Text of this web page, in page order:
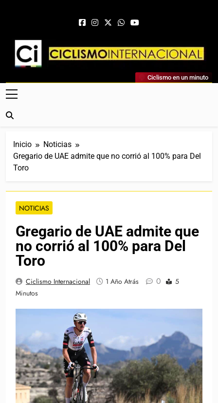
Ciclismo Internacional
Web Dedicada Al Ciclismo Mundial. Entrevistas, Análisis,
Crónicas, Previas Y Más. La Web Ciclista De Referencia.
Ciclismo en un minuto
Inicio
Noticias
Gregario de UAE admite que no corrió al 100% para Del
Toro
NOTICIAS
Gregario de UAE admite que
no corrió al 100% para Del
Toro
Ciclismo Internacional 1 Año Atrás 0
5
Minutos